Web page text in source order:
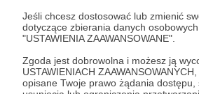
Jeśli chcesz dostosować lub zmienić
dotyczące zbierania danych
"USTAWIENIA ZAAWANSOWANE".
Zgoda jest dobrowolna i możesz ją
USTAWIENIACH
opisane Twoje prawo żądania dostępu,